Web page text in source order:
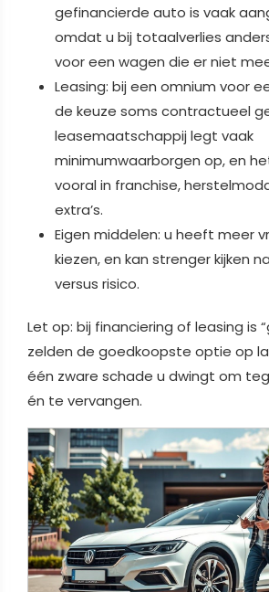
gefinancierde auto is vaak
omdat u bij totaalverlies
voor een wagen die er niet
Leasing: bij een omnium voor
de keuze soms contractueel
leasemaatschappij legt vaak
minimumwaarborgen op, en
vooral in franchise,
extra’s.
Eigen middelen: u heeft meer
kiezen, en kan strenger kijken
versus risico.
Let op: bij financiering of leasing is
zelden de goedkoopste optie op
één zware schade u dwingt om
én te vervangen.